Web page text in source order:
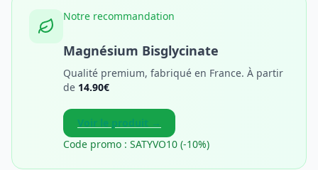
Notre recommandation
Magnésium Bisglycinate
Qualité premium, fabriqué en France. À partir
de 14.90€
Voir le produit →
Code promo : SATYVO10 (-10%)